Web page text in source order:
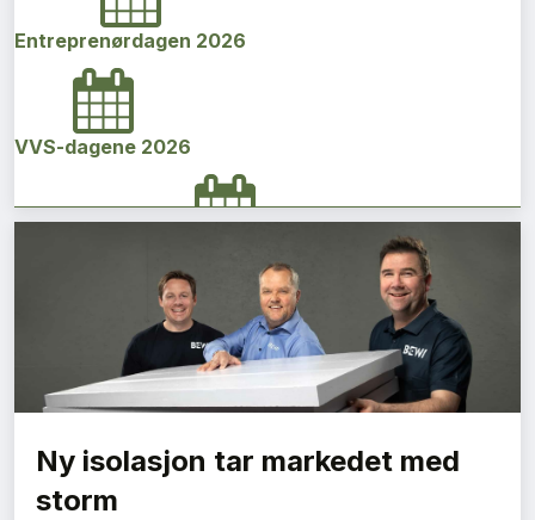
Entreprenørdagen 2026
VVS-dagene 2026
Norges bygg- og eiendomskonferanse 2026
Vi Bygger Vestland 2026
Byggenæringens Klimakonferanse 2026
Ny isolasjon tar markedet med
storm